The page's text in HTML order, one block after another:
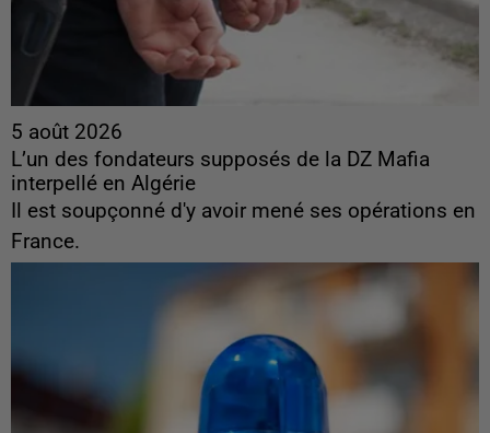
5 août 2026
L’un des fondateurs supposés de la DZ Mafia
interpellé en Algérie
Il est soupçonné d'y avoir mené ses opérations en
France.